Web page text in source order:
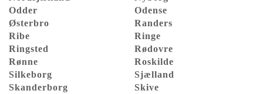
Odder
Odense
Østerbro
Randers
Ribe
Ringe
Ringsted
Rødovre
Rønne
Roskilde
Silkeborg
Sjælland
Skanderborg
Skive